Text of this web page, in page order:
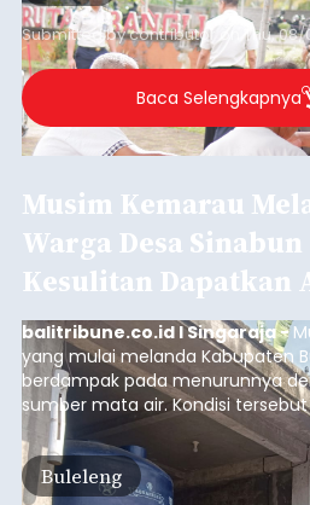
Submitted bycontributor Thu,
Baca Selengkapnya
Musim Kemarau
Warga Desa Sinabun
Kesulitan Dapatkan
balitribune.co.id I Singaraja -
yang mulai melanda Kabupaten
berdampak pada menurunnya
sumber mata air. Kondisi
warga di beberapa desa mulai
kesulitan mendapatkan air
untuk memenuhi kebutuhan
Buleleng